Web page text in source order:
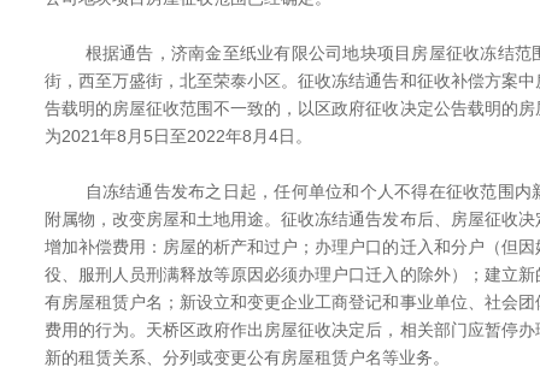
根据通告，济南金至纸业有限公司地块项目房屋征收冻结范
街，西至万盛街，北至荣泰小区。征收冻结通告和征收补偿方案
告载明的房屋征收范围不一致的，以区政府征收决定公告载明的
为2021年8月5日至2022年8月4日。
自冻结通告发布之日起，任何单位和个人不得在征收范围内
附属物，改变房屋和土地用途。征收冻结通告发布后、房屋征收
增加补偿费用：房屋的析产和过户；办理户口的迁入和分户（但
役、服刑人员刑满释放等原因必须办理户口迁入的除外）；建立
有房屋租赁户名；新设立和变更企业工商登记和事业单位、社会
费用的行为。天桥区政府作出房屋征收决定后，相关部门应暂停
新的租赁关系、分列或变更公有房屋租赁户名等业务。